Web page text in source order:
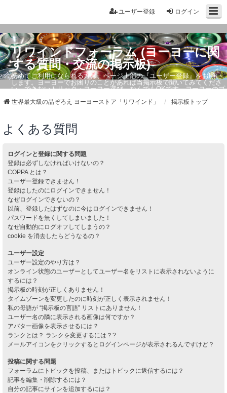
ログイン
ユーザー登録
リワインドフォーラム (ヨーヨーに関
する質問・交流の掲示板)
初めてご利用になられる方は、ページ上部の『ユーザー登録』をお願い
します。ヨーヨーでお困りのことがあれば当掲示板で聞いてみてくださ
い。できないトリック・ヨーヨー選び、なんでもOKです。ヨーヨーのプ
世界最大級の品ぞろえ ヨーヨーストア「リワインド」 掲示板トップ
よくある質問
ログインと登録に関する問題
登録は必ずしなければいけないの？
COPPA とは？
ユーザー登録できません！
登録はしたのにログインできません！
なぜログインできないの？
以前、登録したはずなのに今はログインできません！
パスワードを無くしてしまいました！
なぜ自動的にログオフしてしまうの？
cookie を消去したらどうなるの？
ユーザー設定
ユーザー設定のやり方は？
オンライン状態のユーザーとしてユーザー名をリストに表示されないように
するには？
掲示板の時刻が正しくありません！
タイムゾーンを変更したのに時刻が正しく表示されません！
私の母語が “掲示板の言語” リストにありません！
ユーザー名の隣に表示される画像は何ですか？
アバター画像を表示させるには？
ランクとは？ ランクを変更するには？?
メールアイコンをクリックするとログインページが表示されるんですけど？
投稿に関する問題
フォーラムにトピックを投稿、またはトピックに返信するには？
記事を編集・削除するには？
自分の記事にサインを追加するには？